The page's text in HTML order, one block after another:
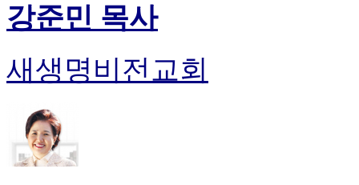
강준민 목사
새생명비전교회